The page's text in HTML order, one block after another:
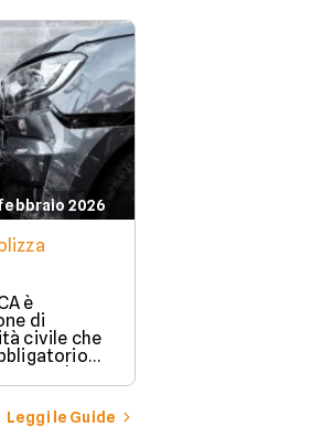
2026
è
di
civile che
possedere e
un
Leggi le Guide